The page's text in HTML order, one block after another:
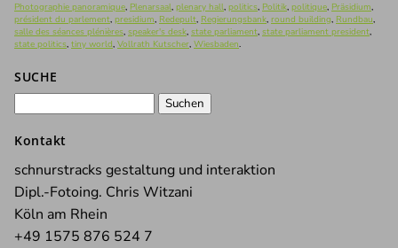
Photographie panoramique, Plenarsaal, plenary hall, politics, Politik, politique, Präsidium,
président du parlement, presidium, Redepult, Regierungsbank, round building, Rundbau,
salle des séances plénières, speaker's desk, state parliament, state parliament president,
state politics, tiny world, Vollrath Kutscher, Wiesbaden.
SUCHE
Kontakt
schnurstracks gestaltung und interaktion
Dipl.-Fotoing. Chris Witzani
Köln am Rhein
+49 1575 876 524 7